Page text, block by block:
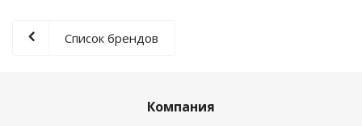
Список брендов
Компания